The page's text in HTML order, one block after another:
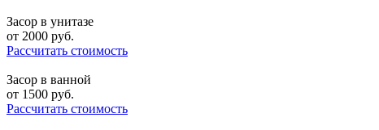
Засор в унитазе
от 2000 руб.
Рассчитать стоимость
Засор в ванной
от 1500 руб.
Рассчитать стоимость